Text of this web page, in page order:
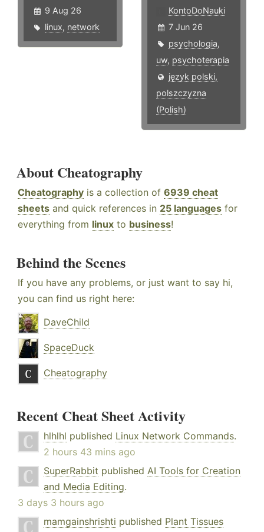
9 Aug 26
linux, network
KontoDoNauki
7 Jun 26
psychologia,
uw, psychoterapia
język polski,
polszczyzna
(Polish)
About Cheatography
Cheatography is a collection of 6939 cheat
sheets and quick references in 25 languages for
everything from linux to business!
Behind the Scenes
If you have any problems, or just want to say hi,
you can find us right here:
DaveChild
SpaceDuck
Cheatography
Recent Cheat Sheet Activity
hlhlhl published Linux Network Commands.
2 hours 43 mins ago
SuperRabbit published AI Tools for Creation
and Media Editing.
3 days 3 hours ago
mamgainshrishti published Plant Tissues